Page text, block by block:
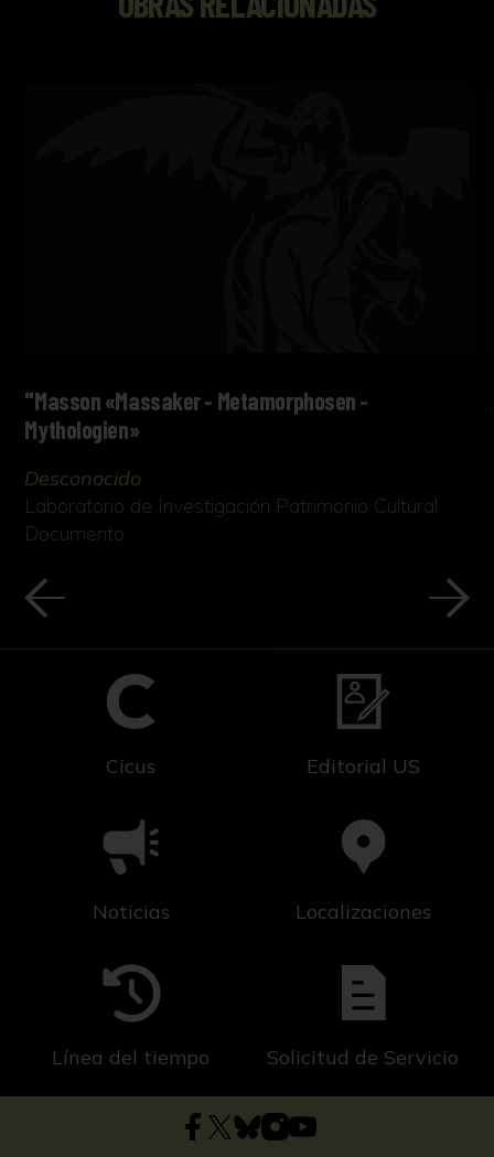
"Masson «Massaker - Metamorphosen -
Mythologien»
Desconocido
Laboratorio de Investigación Patrimonio Cultural
Documento
Cicus Editorial US
Noticias Localizaciones
Línea del tiempo Solicitud de Servicio